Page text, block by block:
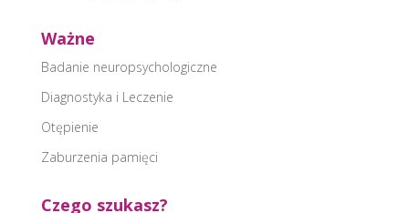
Ważne
Badanie neuropsychologiczne
Diagnostyka i Leczenie
Otępienie
Zaburzenia pamięci
Czego szukasz?